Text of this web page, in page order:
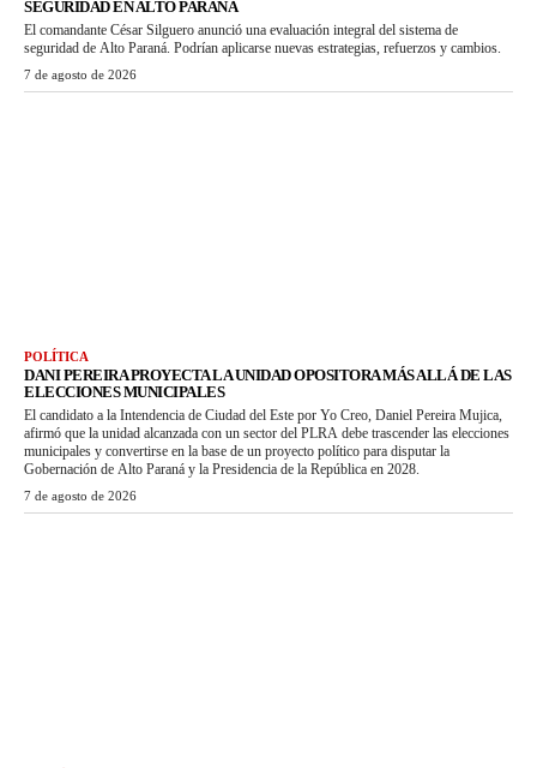
SEGURIDAD EN ALTO PARANÁ
El comandante César Silguero anunció una evaluación integral del sistema de
seguridad de Alto Paraná. Podrían aplicarse nuevas estrategias, refuerzos y cambios.
7 de agosto de 2026
POLÍTICA
DANI PEREIRA PROYECTA LA UNIDAD OPOSITORA MÁS ALLÁ DE LAS
ELECCIONES MUNICIPALES
El candidato a la Intendencia de Ciudad del Este por Yo Creo, Daniel Pereira Mujica,
afirmó que la unidad alcanzada con un sector del PLRA debe trascender las elecciones
municipales y convertirse en la base de un proyecto político para disputar la
Gobernación de Alto Paraná y la Presidencia de la República en 2028.
7 de agosto de 2026